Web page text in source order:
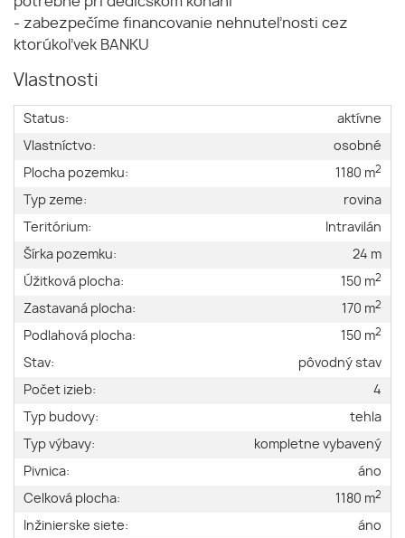
- zabezpečíme financovanie nehnuteľnosti cez
ktorúkoľvek BANKU
Vlastnosti
Status:
aktívne
Vlastníctvo:
osobné
Plocha pozemku:
1180 m2
Typ zeme:
rovina
Teritórium:
Intravilán
Šírka pozemku:
24 m
Úžitková plocha:
150 m2
Zastavaná plocha: 170 m2
Podlahová plocha: 150 m2
Stav:
pôvodný stav
Počet izieb:
4
Typ budovy:
tehla
Typ výbavy:
kompletne vybavený
Pivnica:
áno
Celková plocha:
1180 m2
Inžinierske siete:
áno